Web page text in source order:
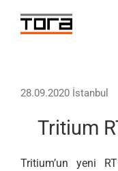
content
28.09.2020 İstanbul
Tritium
Tritium’un yeni